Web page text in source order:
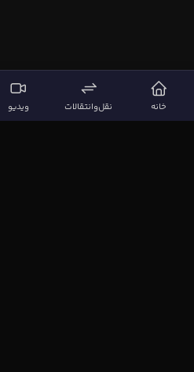
خانه نقل‌وانتقالات ویدیو